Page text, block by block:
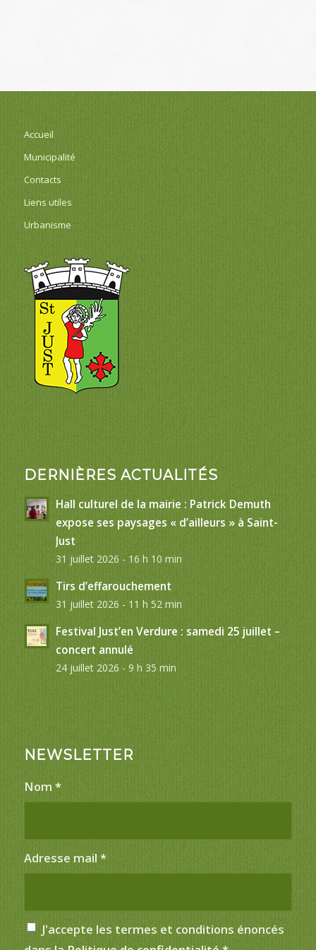
Accueil
Municipalité
Contacts
Liens utiles
Urbanisme
DERNIÈRES ACTUALITÉS
Hall culturel de la mairie : Patrick Demuth
expose ses paysages « d’ailleurs » à Saint-
Just
31 juillet 2026 - 16 h 10 min
Tirs d’effarouchement
31 juillet 2026 - 11 h 52 min
Festival Just’en Verdure : samedi 25 juillet –
concert annulé
24 juillet 2026 - 9 h 35 min
NEWSLETTER
Nom *
Adresse mail *
J'accepte les termes et conditions énoncés